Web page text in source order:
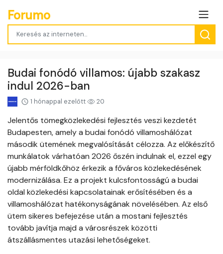
Forumo
Budai fonódó villamos: újabb szakasz
indul 2026-ban
1 hónappal ezelőtt 20
Jelentős tömegközlekedési fejlesztés veszi kezdetét
Budapesten, amely a budai fonódó villamoshálózat
második ütemének megvalósítását célozza. Az előkészítő
munkálatok várhatóan 2026 őszén indulnak el, ezzel egy
újabb mérföldkőhöz érkezik a főváros közlekedésének
modernizálása. Ez a projekt kulcsfontosságú a budai
oldal közlekedési kapcsolatainak erősítésében és a
villamoshálózat hatékonyságának növelésében. Az első
ütem sikeres befejezése után a mostani fejlesztés
tovább javítja majd a városrészek közötti
átszállásmentes utazási lehetőségeket.